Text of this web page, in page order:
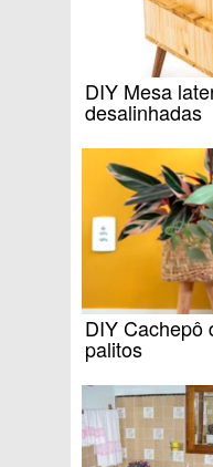
DIY Mesa
desalinhadas
DIY Cachepô
palitos